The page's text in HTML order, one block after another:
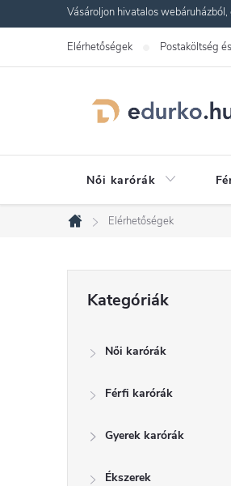
a
Vásároljon hivatalos
Elérhetőségek Postaköltség
Női karórák
Kezdőlap
Elérhetőségek
O
átugrása
Kategóriák
Női karórák
Férfi karórák
Gyerek karórák
Ékszerek